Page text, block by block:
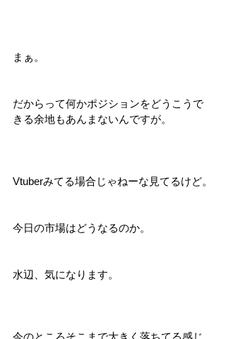
まぁ。
だからって何かポジションをどうこうで
きる余地もあんまないんですが。
Vtuberみてる場合じゃねーな見てるけど。
今日の市場はどうなるのか。
水辺、気になります。
今のところそこまで大きく落ちてる感じ